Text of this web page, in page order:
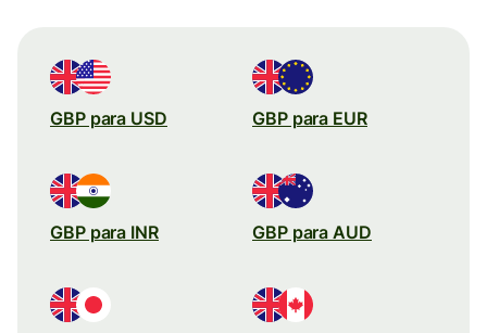
GBP para USD GBP para EUR
GBP para INR GBP para AUD